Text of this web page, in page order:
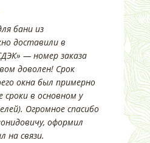
бани из
доставили в
— номер заказа
доволен! Срок
окна был примерно
в основном у
Огромное спасибо
оформил
на связи.